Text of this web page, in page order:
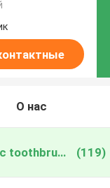
О нас
wireless charging sonic electric toothbrush онлайн производство (119)